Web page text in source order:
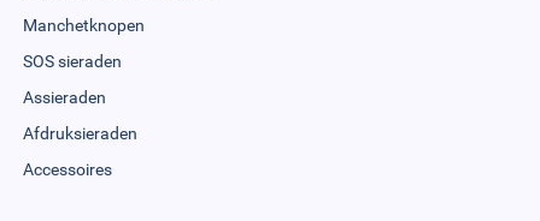
Manchetknopen
SOS sieraden
Assieraden
Afdruksieraden
Accessoires